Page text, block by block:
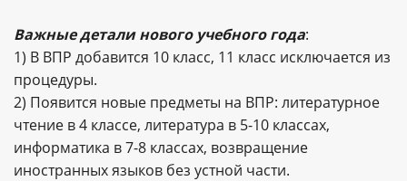
Важные детали нового учебного года:
1) В ВПР добавится 10 класс, 11 класс исключается из
процедуры.
2) Появится новые предметы на ВПР: литературное
чтение в 4 классе, литература в 5-10 классах,
информатика в 7-8 классах, возвращение
иностранных языков без устной части.